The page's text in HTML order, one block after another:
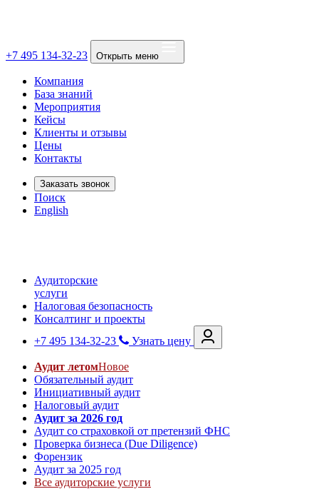
+7 495 134-32-23 Открыть меню
Компания
База знаний
Мероприятия
Кейсы
Клиенты и отзывы
Цены
Контакты
Заказать звонок
Поиск
English
Аудиторские
услуги
Налоговая безопасность
Консалтинг и проекты
+7 495 134-32-23
Узнать цену
Аудит летомНовое
Обязательный аудит
Инициативный аудит
Налоговый аудит
Аудит за 2026 год
Аудит со страховкой от претензий ФНС
Проверка бизнеса (Due Diligence)
Форензик
Аудит за 2025 год
Все аудиторские услуги